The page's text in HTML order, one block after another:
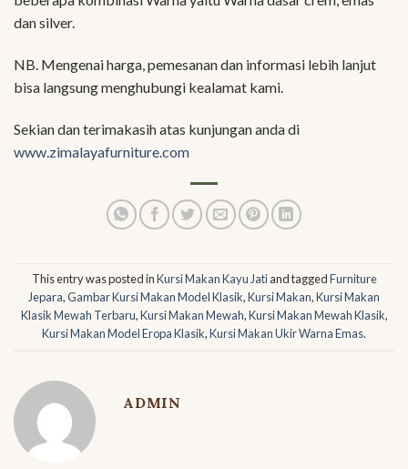
dan silver.
NB. Mengenai harga, pemesanan dan informasi lebih lanjut
bisa langsung menghubungi kealamat kami.
Sekian dan terimakasih atas kunjungan anda di
www.zimalayafurniture.com
This entry was posted inKursi Makan Kayu Jatiand taggedFurniture
Jepara,Gambar Kursi Makan Model Klasik,Kursi Makan,Kursi Makan
Klasik Mewah Terbaru,Kursi Makan Mewah,Kursi Makan Mewah Klasik,
Kursi Makan Model Eropa Klasik,Kursi Makan Ukir Warna Emas.
ADMIN